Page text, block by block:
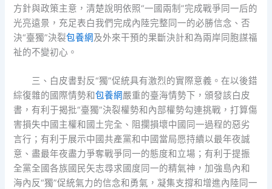
方針與政策主意，清楚說明依照“一國兩制”完成戰爭同一后的
光亮遠景，充足表白我們完成內陸完整同一的必勝信念、否
決“臺獨”決裂包養網及外來干預的果斷決計和為兩岸同胞謀福
祉的不變初心。
三、白皮書對反“獨”促統具有激烈的實際意義。在以後錯
綜復雜的國際情勢和包養網嚴重的臺海情勢下，頒發該白皮
書，有利于揭批“臺獨”決裂權勢和內部權勢勾連挑戰，打算傷
害損失中國主權和國土完全、阻攔損壞中國同一過程的惡劣
言行；有利于展示中國共產黨和中國當局愿持續以最年夜誠
意、盡最年夜盡力爭奪戰爭同一的態度和立場；有利于提振
全黨全國各族國民矢志尋求國度同一的精氣神，加強島內和
海內反“獨”促統氣力的信念和勇氣，凝集支撐和增進內陸同一